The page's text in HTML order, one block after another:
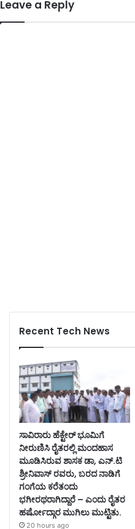
Leave a Reply
Recent Tech News
ಸಾವಿರಾರು ಹೆಕ್ಟೇರ್ ಭೂಮಿಗೆ
ನೀರುಣಿಸಿ ರೈತರಲ್ಲಿ ಮಂದಹಾಸ
ಮೂಡಿಸಿರುವ ಶಾಸಕ ಡಾ, ಎನ್.ಟಿ
ಶ್ರೀನಿವಾಸ್ ರವರು, ಬರದ ನಾಡಿಗೆ
ಗಂಗೆಯ ಕರೆತಂದು
ಭಗೀರಥರಾಗಿದ್ದಾರೆ – ಎಂದು ರೈತರ
ಹರ್ಷೋದ್ಗಾರ ಮುಗಿಲು ಮುಟ್ಟಿತು.
20 hours ago